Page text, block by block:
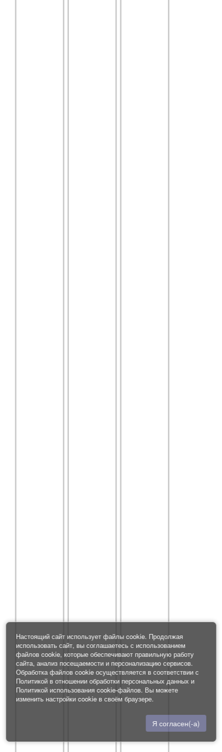
Настоящий сайт использует файлы cookie. Продолжая
использовать сайт, вы соглашаетесь с использованием
файлов cookie, которые обеспечивают правильную работу
сайта, анализ посещаемости и персонализацию сервисов.
Обработка файлов cookie осуществляется в соответствии с
Политикой в отношении обработки персональных данных и
Политикой использования cookie-файлов. Вы можете
изменить настройки cookie в своём браузере.
Я согласен(-а)